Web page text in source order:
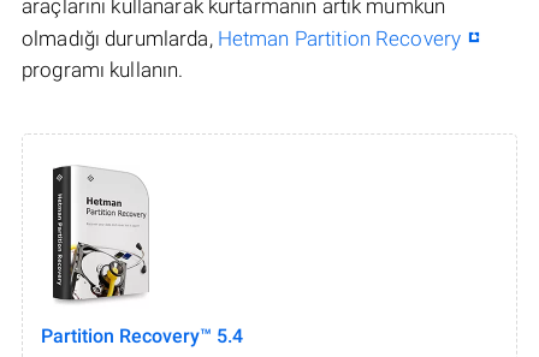
araçlarını kullanarak kurtarmanın artık mümkün
olmadığı durumlarda, Hetman Partition Recovery
programı kullanın.
Partition Recovery™ 5.4